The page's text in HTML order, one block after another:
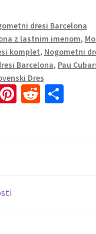
dresi Barcelona
z lastnim imenom,
komplet, Nogometni
Barcelona, Pau
Dres
Pi R S